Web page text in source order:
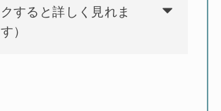
クすると詳しく見れま
す）